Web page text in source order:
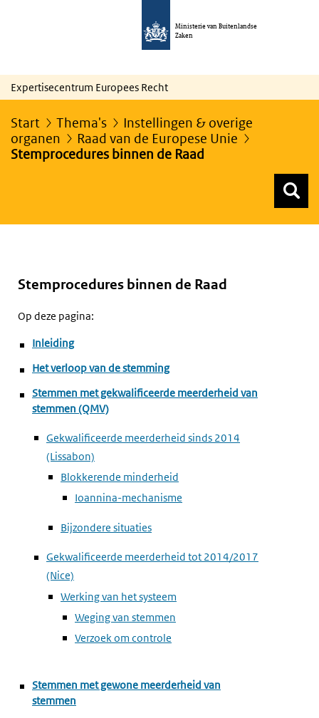
Ministerie van Buitenlandse
Zaken
Expertisecentrum Europees Recht
Start Thema's
Instellingen & overige
organen
Raad van de Europese Unie
Stemprocedures binnen de Raad
Stemprocedures binnen de Raad
Op deze pagina:
Inleiding
Het verloop van de stemming
Stemmen met gekwalificeerde meerderheid van
stemmen (QMV)
Gekwalificeerde meerderheid sinds 2014
(Lissabon)
Blokkerende minderheid
Ioannina-mechanisme
Bijzondere situaties
Gekwalificeerde meerderheid tot 2014/2017
(Nice)
Werking van het systeem
Weging van stemmen
Verzoek om controle
Stemmen met gewone meerderheid van
stemmen